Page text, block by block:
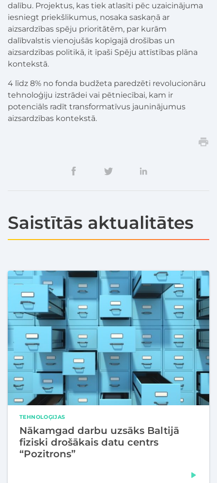
dalību. Projektus, kas tiek atlasīti pēc uzaicinājuma
iesniegt priekšlikumus, nosaka saskaņā ar
aizsardzības spēju prioritātēm, par kurām
dalībvalstis vienojušās kopīgajā drošības un
aizsardzības politikā, it īpaši Spēju attīstības plāna
kontekstā.
4 līdz 8% no fonda budžeta paredzēti revolucionāru
tehnoloģiju izstrādei vai pētniecībai, kam ir
potenciāls radīt transformatīvus jauninājumus
aizsardzības kontekstā.
Saistītās aktualitātes
TEHNOLOĢIJAS
Nākamgad darbu uzsāks Baltijā
fiziski drošākais datu centrs
“Pozitrons”